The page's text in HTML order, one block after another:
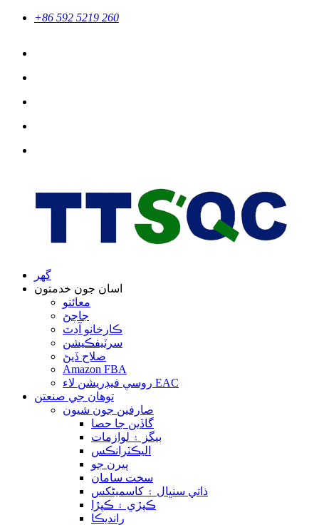
+86 592 5219 260
گهر
اسان جون خدمتون
معائنو
جاچڻ
ڪارخانو آڊٽ
سرٽيفڪيشن
صلاح ڏيڻ
Amazon FBA
روسي فيڊريشن لاء EAC
توهان جي صنعتن
صارفين جون شيون
گاڏين جا حصا
بيگز ۽ لوازمات
اليڪٽرانڪس
پيرن جو
سخت سامان
ذاتي سنڀال ۽ کاسمیٹکس
ڪپڙي ۽ ڪپڙا
رانديڪا